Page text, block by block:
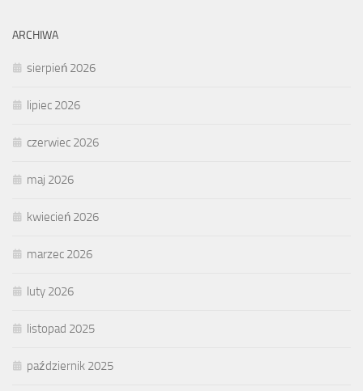
ARCHIWA
sierpień 2026
lipiec 2026
czerwiec 2026
maj 2026
kwiecień 2026
marzec 2026
luty 2026
listopad 2025
październik 2025